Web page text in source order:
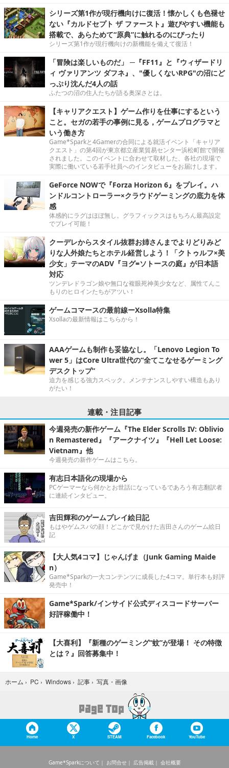
シリーズ第1作が現行機向けに復活！懐かしくも色褪せ
ない『カルドセプト ザ ファースト』遊びやすい機能も
搭載で、あらためて“原典”に触れるのにぴったり
シリーズ第1作が現行機向けの新機能を備えて復活！
「冒険は楽しいものだ」 ─『FF11』と『ウィザードリ
ィ ヴァリアンツ ダフネ』、"優しくないRPG"の沼にど
っぷり沈んだ4人の話
ふたつの沼の住人たちが語る奥深さとは。
【キャリアクエスト】ゲーム作りを仕事にするという
こと。セガの若手の事例に見る，ゲームプログラマと
いう働き方
Game*Sparkと4Gamerの合同による就活イベント「キャリア
クエスト」の第4回が東京都立産業貿易センター浜松町館で開催
されました。このイベントに合わせて取材した、各社の現場で
実際に働いている若手社員へのインタビューをお届けします。
GeForce NOWで『Forza Horizon 6』をプレイ。ハ
ンドルコントローラー×クラウドゲーミングの底力を体
感
体感的にラグはほぼ無し。グラフィックスはもちろん最高設定
でプレイ可能！
クーデレからスタイル抜群お姉さんまでよりどりみど
りな人外娘たちとホテル経営しよう！「クトゥルフ×美
少女」テーマのADV『ヨグ=ソトースの庭』が日本語
対応
ツンデレドラゴン娘や無口な複眼死神美少女など、属性てんこ
もりのヒロインたちがアツい！
ゲームコマースの最前線ーXsolla特集
Xsollaの最新情報はこちらから！
AAAゲームも制作も妥協なし。「Lenovo Legion To
wer 5」はCore Ultra世代の“全てこなせるゲーミング
デスクトップ”
迫力を感じる強力スペック。メンテナンスしやすい構造もあり
がたい！
連載・注目記事
今週発売の新作ゲーム『The Elder Scrolls IV: Oblivio
n Remastered』『アークナイツ』『Hell Let Loose:
Vietnam』他
今週発売の新作ゲームはこちら。
有志日本語化の現場から
PCゲーマーなら何かとお世話になっているであろう有志翻訳者
に連続インタビュー。
吉田輝和のゲームプレイ絵日記
もはやゲムスパの顔！どこかで見かけた吉田さんのゲーム絵日
記
【大人気4コマ】じゃんげま（Junk Gaming Maide
n）
Game*Sparkの一大コンテンツに成長した4コマ。単行本も好評
発売中！
Game*Spark/インサイド公式ディスコードサーバー
好評稼働中！
【大喜利】『新種のゲーミング“蚊”が登場！ その特徴
とは？』回答募集中！
ホーム › PC › Windows › 記事 › 写真・画像
Home X STEAM Facebook YouTube
Game*Sparkについて お問合せ 広告掲載
会社概要